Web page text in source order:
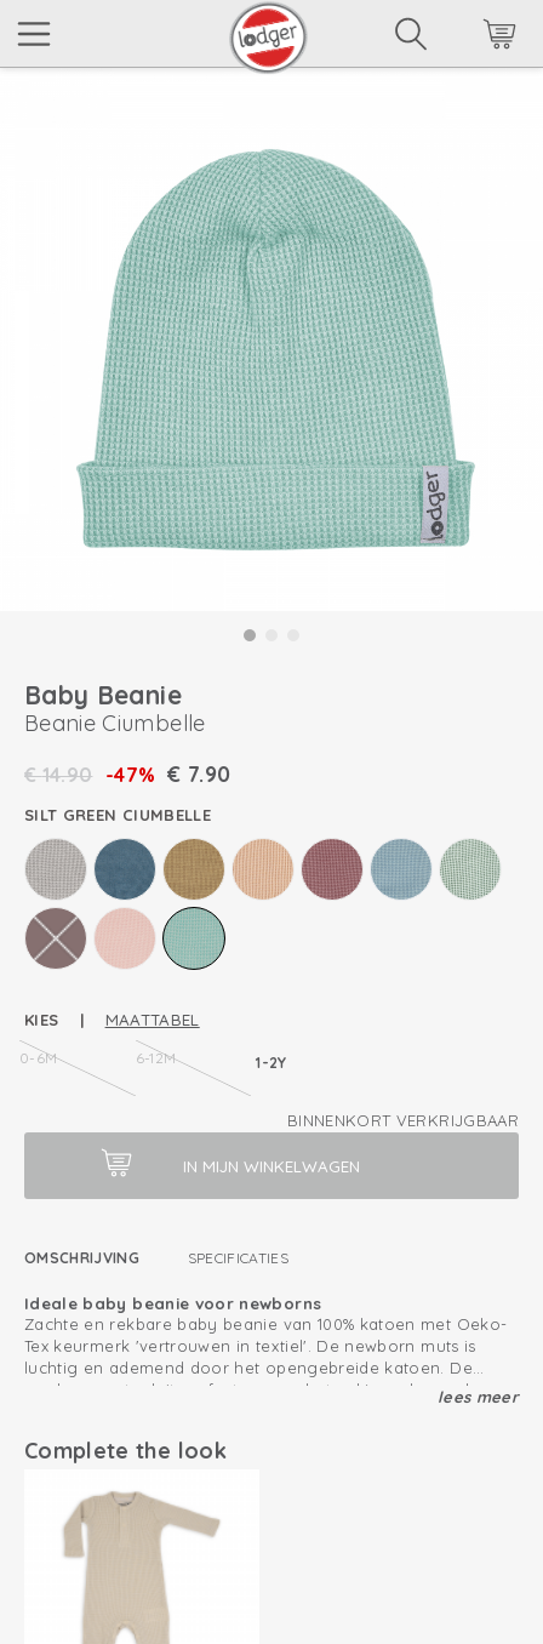
Baby Beanie
Beanie Ciumbelle
€14.90 -47% € 7.90
SILT GREEN CIUMBELLE
KIES | MAATTABEL
0-6M 6-12M 1-2Y
BINNENKORT VERKRIJGBAAR
OMSCHRIJVING SPECIFICATIES
Ideale baby beanie voor newborns
Zachte en rekbare baby beanie van 100% katoen met Oeko-
Tex keurmerk 'vertrouwen in textiel'. De newborn muts is
luchtig en ademend door het opengebreide katoen. De
newborn muts sluit perfect aan op het nekje en langs de
Ook leuk te combineren met de andere producten uit onze
Gebreid katoen; ademend en zacht
Geen naden en stiksels
lees meer
Complete the look